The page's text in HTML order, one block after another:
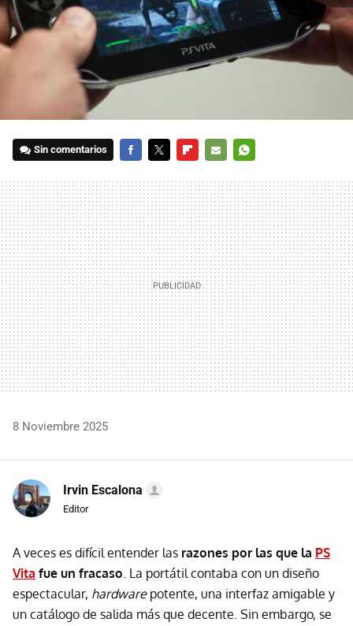
Sin comentarios
MAIL
8 Noviembre 2025
Irvin Escalona
Editor
A veces es difícil entender las razones por las que la PS
Vita fue un fracaso. La portátil contaba con un diseño
espectacular, hardware potente, una interfaz amigable y
un catálogo de salida más que decente. Sin embargo, se